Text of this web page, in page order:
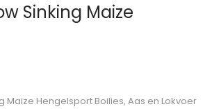
Sinking Maize
Maize Hengelsport Boilies, Aas en Lokvoer